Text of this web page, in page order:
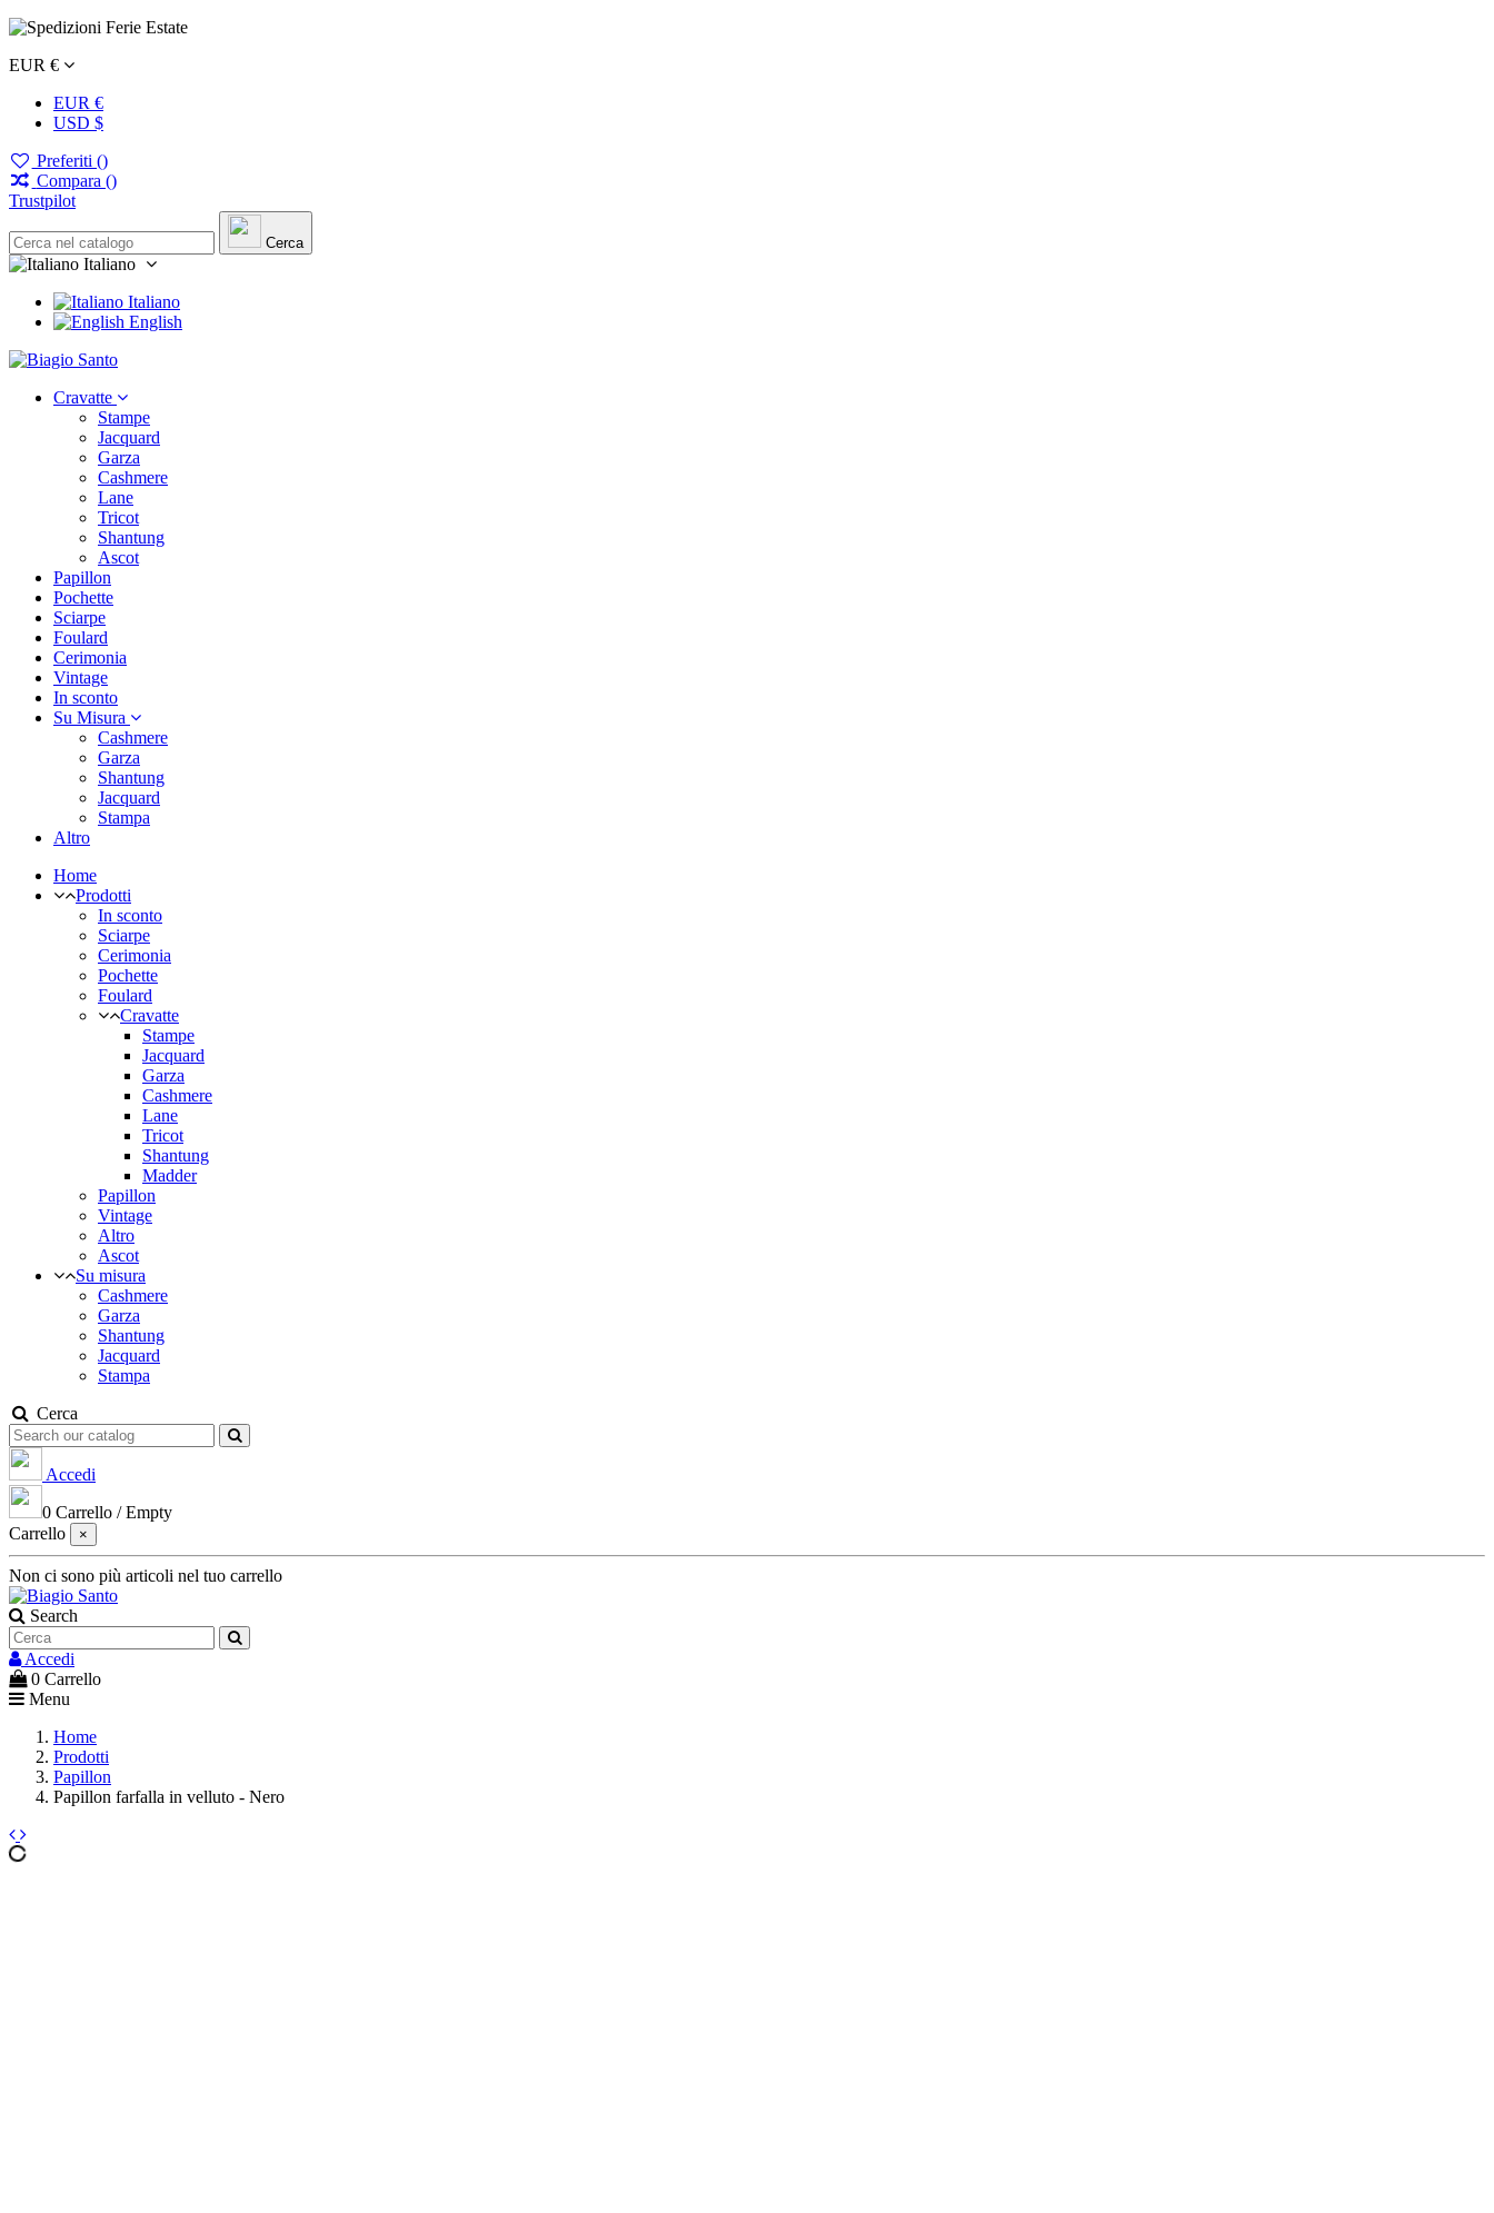
EUR €
EUR €
USD $
Preferiti ()
Compara ()
Trustpilot
Cerca
Italiano
Italiano
English
Cravatte
Stampe
Jacquard
Garza
Cashmere
Lane
Tricot
Shantung
Ascot
Papillon
Pochette
Sciarpe
Foulard
Cerimonia
Vintage
In sconto
Su Misura
Cashmere
Garza
Shantung
Jacquard
Stampa
Altro
Home
Prodotti
In sconto
Sciarpe
Cerimonia
Pochette
Foulard
Cravatte
Stampe
Jacquard
Garza
Cashmere
Lane
Tricot
Shantung
Madder
Papillon
Vintage
Altro
Ascot
Su misura
Cashmere
Garza
Shantung
Jacquard
Stampa
Cerca
Accedi
0 Carrello /Empty
Carrello
×
Non ci sono più articoli nel tuo carrello
Search
Accedi
0 Carrello
Menu
Home
Prodotti
Papillon
Papillon farfalla in velluto - Nero